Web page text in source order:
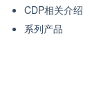
CDP相关介绍
系列产品